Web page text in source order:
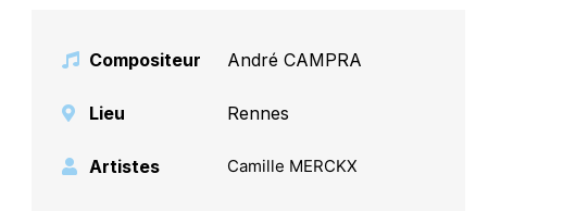
Compositeur André CAMPRA
Lieu Rennes
Artistes Camille MERCKX